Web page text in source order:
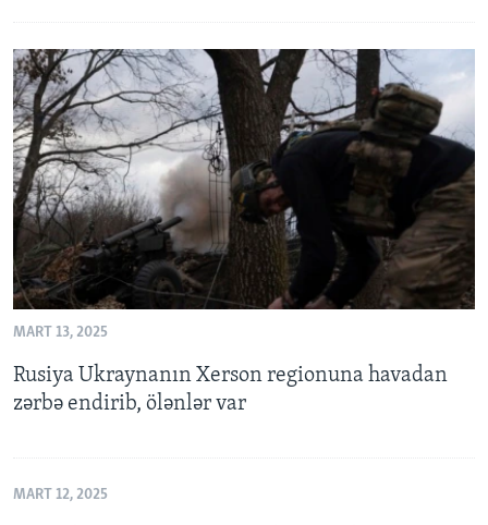
MART 13, 2025
Rusiya Ukraynanın Xerson regionuna havadan
zərbə endirib, ölənlər var
MART 12, 2025